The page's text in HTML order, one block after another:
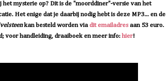
mysterie op? Dit is de "moorddiner"-versie van het
Het enige dat je daarbij nodig hebt is deze MP3... en de
kan besteld worden viadit emailadresaan 53 euro.
voor handleiding, draaiboek en meer info: hier!